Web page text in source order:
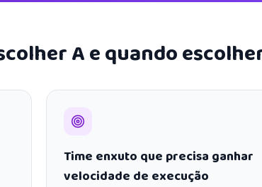
A e quando
Time enxuto que precisa ganhar
velocidade de execução